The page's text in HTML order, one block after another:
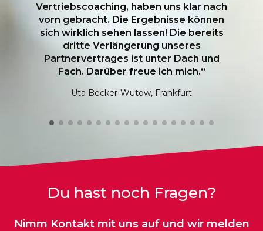
PartnerServices in den Bereichen
Marketing, Social Media, IT und Recht
sind wir bestens partnerschaftlich
unterstützt und können uns voll und
ganz auf unser Tages­geschäft
konzentrieren.“
Dirk ten Eicken, Frankfurt
Du hast noch Fragen?
Nimm Kontakt mit uns auf und wir melden